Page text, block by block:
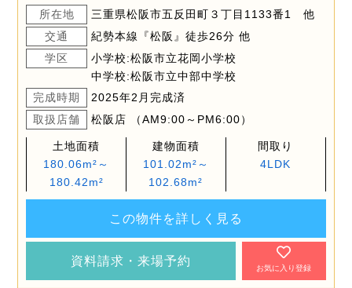
所在地
三重県松阪市五反田町３丁目1133番1 他
交通
紀勢本線『松阪』徒歩26分 他
学区
小学校:松阪市立花岡小学校
中学校:松阪市立中部中学校
完成時期
2025年2月完成済
取扱店舗
松阪店 （AM9:00～PM6:00）
土地面積
180.06m²～
180.42m²
建物面積
101.02m²～
102.68m²
間取り
4LDK
この物件を詳しく見る
資料請求・来場予約
お気に入り登録